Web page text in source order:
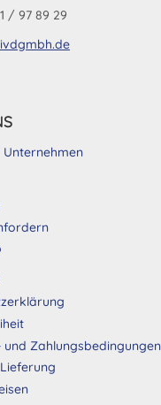
/ 97 89 29
und Zahlungsbedingungen